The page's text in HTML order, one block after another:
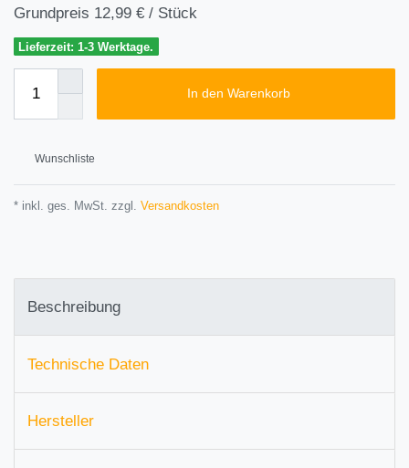
Grundpreis 12,99 € / Stück
Lieferzeit: 1-3 Werktage.
In den Warenkorb
Wunschliste
* inkl. ges. MwSt. zzgl. Versandkosten
Beschreibung
Technische Daten
Hersteller